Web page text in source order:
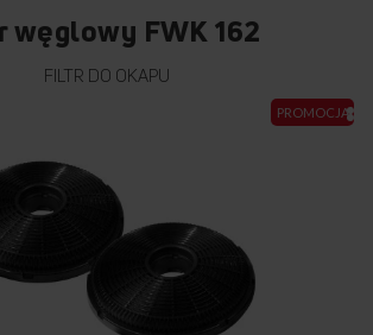
węglowy FWK 162
FILTR DO OKAPU
PROMOCJA